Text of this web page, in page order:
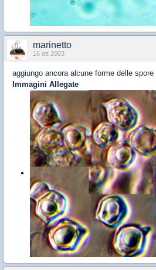
marinetto
16 ott 2003
aggiungo ancora alcune forme delle spore
Immagini Allegate